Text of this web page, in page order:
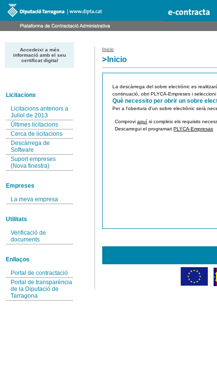
Accedeixi a més
informació amb el seu
certificat digital
Licitacions
Licitacions anteriors a
Juliol de 2013
Últimes licitacions
Cerca de licitacions
Descàrrega de
Software
Suport empreses
(Nova finestra)
Empreses
La meva empresa
Utilitats
Verificació de
documents
Enllaços
Portal de contractació
Portal de transparència
de la Diputació de
Tarragona
Inicio
Inicio
La descàrrega del sobre electrònic es
continuació, obri PLYCA-Empreses i
Què necessito per obrir un sobre
Per a l'obertura d'un sobre electrònic serà
Comproviaquí si compleix els requisits
Descarregui el programariPLYCA-Empresas